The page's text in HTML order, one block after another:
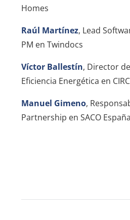
Homes
Raúl Martínez, Lead
PM en Twindocs
Víctor Ballestín, Director
Eficiencia Energética en
Manuel Gimeno,
Partnership en SACO España